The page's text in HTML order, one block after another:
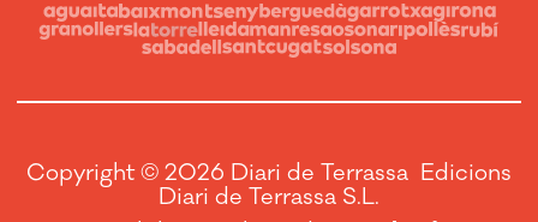
Copyright © 2026 Diari de Terrassa Edicions
Diari de Terrassa S.L.